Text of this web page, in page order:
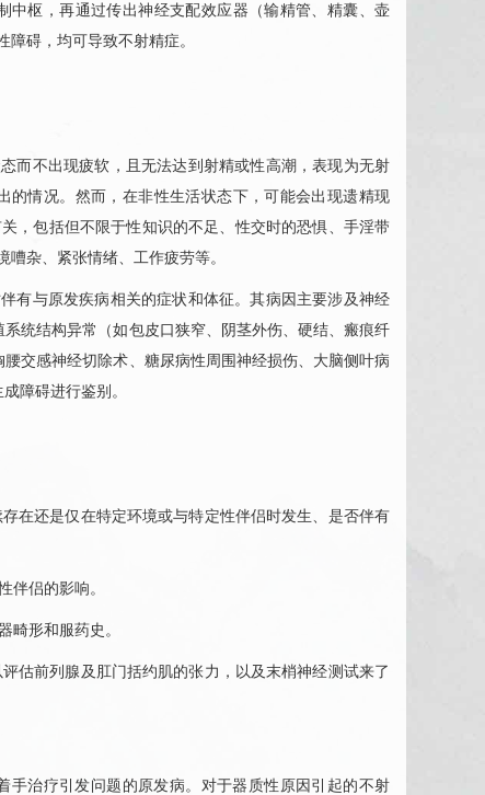
中枢，再通过传出神经支配效应器（输精管、精囊、壶
碍，均可导致不射精症。
而不出现疲软，且无法达到射精或性高潮，表现为无射
的情况。然而，在非性生活状态下，可能会出现遗精现
，包括但不限于性知识的不足、性交时的恐惧、手淫带
杂、紧张情绪、工作疲劳等。
有与原发疾病相关的症状和体征。其病因主要涉及神经
统结构异常（如包皮口狭窄、阴茎外伤、硬结、瘢痕纤
交感神经切除术、 糖尿病性周围神经损伤、大脑侧叶病
障碍进行鉴别。
在还是仅在特定环境或与特定性伴侣时发生、是否伴有
伴侣的影响。
畸形和服药史。
估前列腺及肛门括约肌的张力，以及末梢神经测试来了
治疗引发问题的原发病。对于器质性原因引起的不射